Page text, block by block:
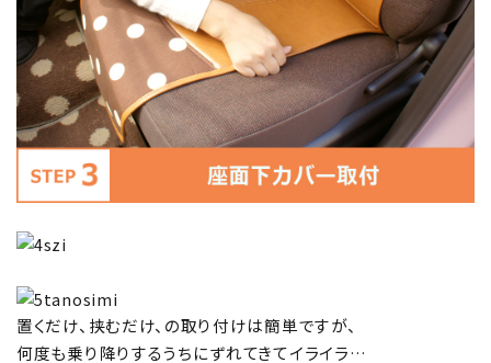
置くだけ、挟むだけ、の取り付けは簡単ですが、
何度も乗り降りするうちにずれてきてイライラ…